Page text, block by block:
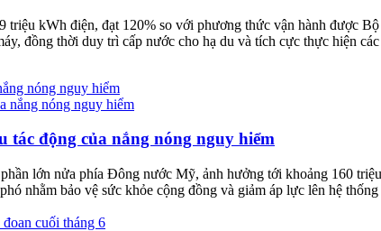
kWh điện, đạt 120% so với phương thức vận hành được
đồng thời duy trì cấp nước cho hạ du và tích cực thực hiện
nóng nguy hiểm
động của nắng nóng nguy hiểm
lớn nửa phía Đông nước Mỹ, ảnh hưởng tới khoảng 160
nhằm bảo vệ sức khỏe cộng đồng và giảm áp lực lên hệ thống
cuối tháng 6